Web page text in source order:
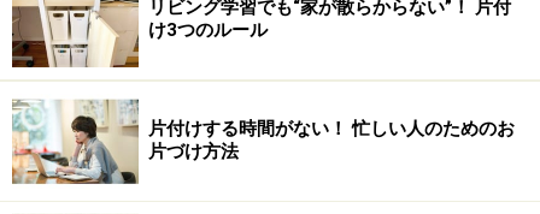
る単純な道具を使いましょう。
はクリアフォルダーに挟むだけ。クリアフォルダーを緊
急度で色分けするなら、透明色を含めて3色までに限定
リビング学習でも“家が散らからない”！ 片付
け3つのルール
片付けする時間がない！ 忙しい人のためのお
片づけ方法